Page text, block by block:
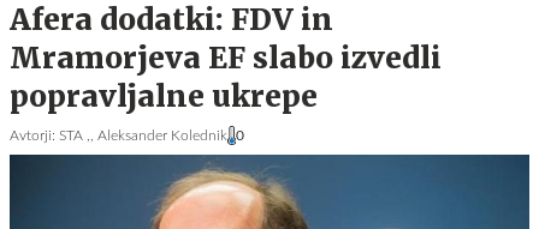
Afera dodatki: FDV in
Mramorjeva EF slabo izvedli
popravljalne ukrepe
Avtorji: STA ,, Aleksander Kolednik 0